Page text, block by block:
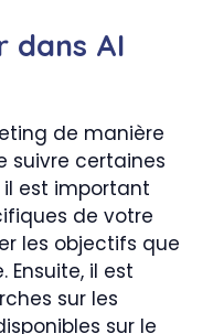
dans AI
de manière
suivre certaines
il est important
de votre
les objectifs que
il est
sur les
sur le